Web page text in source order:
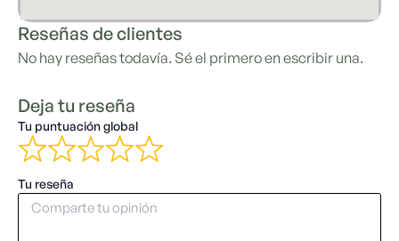
Reseñas de clientes
No hay reseñas todavía. Sé el primero en escribir una.
Deja tu reseña
Tu puntuación global
Tu reseña